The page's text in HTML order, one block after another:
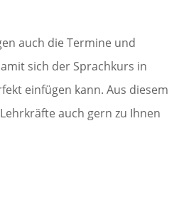
auch die Termine und
sich der Sprachkurs in
einfügen kann. Aus diesem
auch gern zu Ihnen